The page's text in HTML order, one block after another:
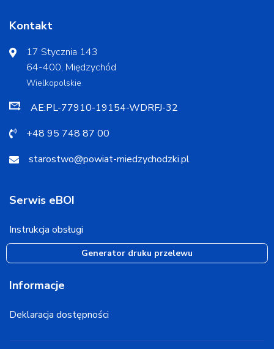
Kontakt
17 Stycznia 143
64-400, Międzychód
Wielkopolskie
AE:PL-77910-19154-WDRFJ-32
+48 95 748 87 00
starostwo@powiat-miedzychodzki.pl
Serwis eBOI
Instrukcja obsługi
Generator druku przelewu
Informacje
Deklaracja dostępności